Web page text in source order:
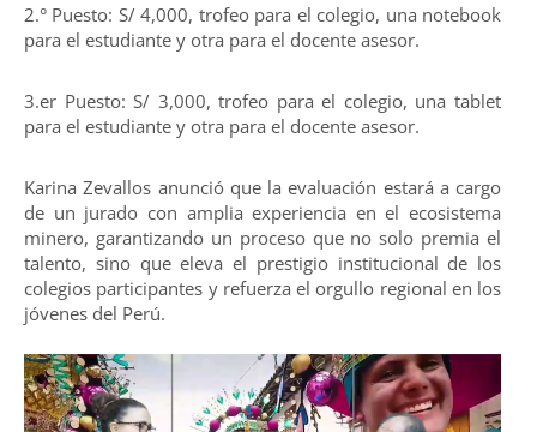
2.° Puesto: S/ 4,000, trofeo para el colegio, una notebook
para el estudiante y otra para el docente asesor.
3.er Puesto: S/ 3,000, trofeo para el colegio, una tablet
para el estudiante y otra para el docente asesor.
Karina Zevallos anunció que la evaluación estará a cargo
de un jurado con amplia experiencia en el ecosistema
minero, garantizando un proceso que no solo premia el
talento, sino que eleva el prestigio institucional de los
colegios participantes y refuerza el orgullo regional en los
jóvenes del Perú.